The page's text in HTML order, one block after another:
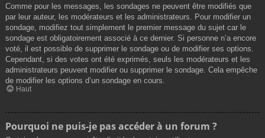
Comme pour les messages, les sondages ne peuvent être modifiés que
par leur auteur, les modérateurs et les administrateurs. Pour modifier un
sondage, modifiez tout simplement le premier message du sujet car le
sondage est obligatoirement associé à ce dernier. Si personne n’a encore
voté, il est possible de supprimer le sondage ou de modifier ses options.
Cependant, si des votes ont été exprimés, seuls les modérateurs et les
administrateurs peuvent modifier ou supprimer le sondage. Cela empêche
de modifier les options d’un sondage en cours.
Haut
Pourquoi ne puis-je pas accéder à un forum ?